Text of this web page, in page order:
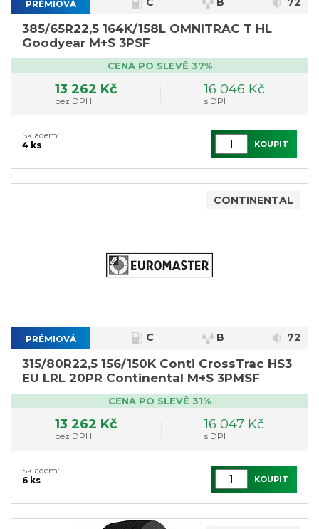
PRÉMIOVÁ
385/65R22,5 164K/158L OMNITRAC T HL
Goodyear M+S 3PSF
CENA PO SLEVĚ 37%
13 262 Kč
bez DPH
16 046 Kč
s DPH
Skladem:
4 ks
KOUPIT
CONTINENTAL
PRÉMIOVÁ C B 72
315/80R22,5 156/150K Conti CrossTrac HS3
EU LRL 20PR Continental M+S 3PMSF
CENA PO SLEVĚ 31%
13 262 Kč
bez DPH
16 047 Kč
s DPH
Skladem:
6 ks
KOUPIT